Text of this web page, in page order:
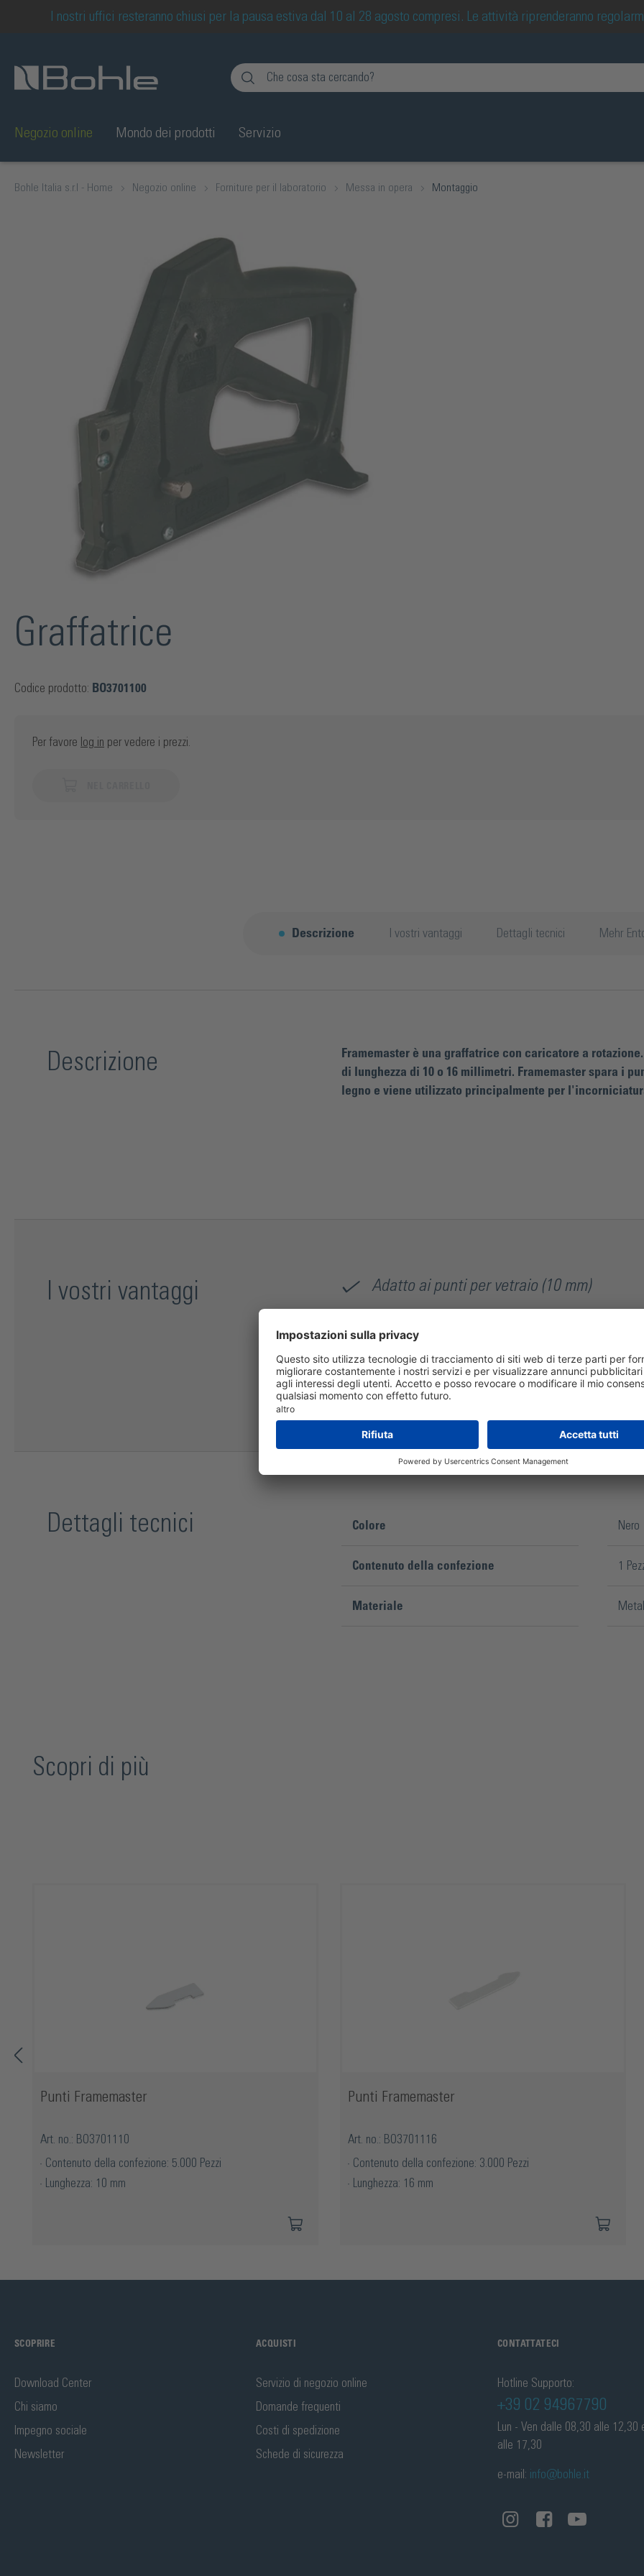
Salta alla ricerca
I nostri uffici resteranno chiusi per la pausa estiva dal 10 al 28 agosto compresi. Le attività riprenderanno
Negozio online Mondo dei prodotti Servizio
Bohle Italia s.r.l - Home Negozio online Forniture per il laboratorio Messa in opera Montaggio
Graffatrice
Codice prodotto: BO3701100
Per favore log in per vedere i prezzi.
Descrizione I vostri vantaggi Dettagli tecnici Mehr
Descrizione
Framemaster è una graffatrice con caricatore a
di lunghezza di 10 o 16 millimetri. Framemaster spara i
legno e viene utilizzato principalmente per
I vostri vantaggi Adatto ai punti per vetraio (10 mm)
Potenza regolabile
Dettagli tecnici Colore Nero
Contenuto della confezione 1
Materiale
Scopri di più
Punti Framemaster
Art. no.: BO3701110
Contenuto della confezione: 5.000 Pezzi
Lunghezza: 10 mm
Punti Framemaster
Art. no.: BO3701116
Contenuto della confezione: 3.000 Pezzi
Lunghezza: 16 mm
SCOPRIRE
Download Center
Chi siamo
Impegno sociale
Newsletter
ACQUISTI
Servizio di negozio online
Domande frequenti
Costi di spedizione
Schede di sicurezza
CONTATTATECI
Hotline Supporto:
+39 02 94967790
Lun - Ven dalle 08,30 alle 12,30
alle 17,30
e-mail: info@bohle.it